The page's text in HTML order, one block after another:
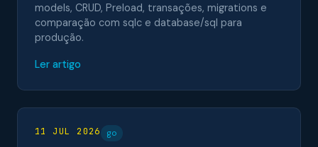
models, CRUD, Preload, transações, migrations e
comparação com sqlc e database/sql para
produção.
Ler artigo
11 JUL 2026 go